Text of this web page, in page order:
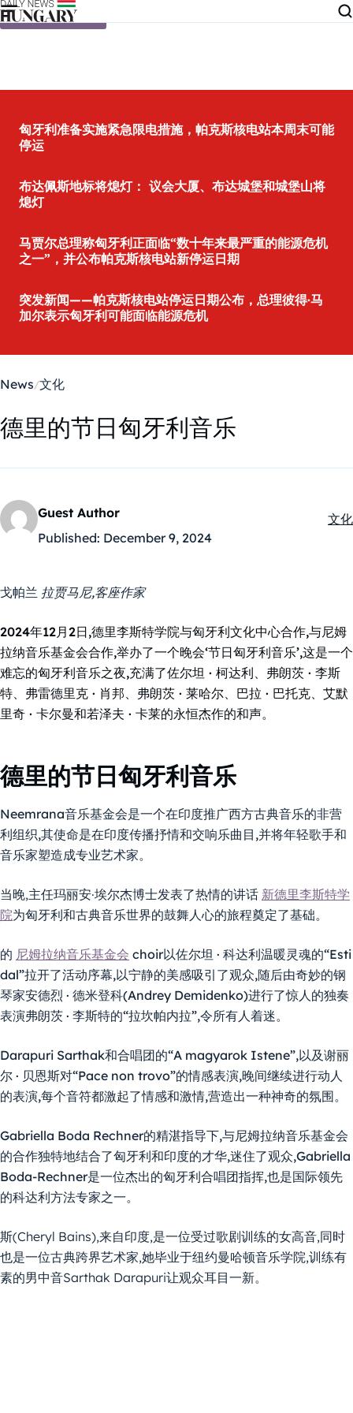
Skip to content
匈牙利准备实施紧急限电措施，帕克斯核电站本周末可能
停运
布达佩斯地标将熄灯： 议会大厦、布达城堡和城堡山将
熄灯
马贾尔总理称匈牙利正面临“数十年来最严重的能源危机
之一”，并公布帕克斯核电站新停运日期
突发新闻——帕克斯核电站停运日期公布，总理彼得·马
加尔表示匈牙利可能面临能源危机
News 文化
德里的节日匈牙利音乐
Guest Author
Published: December 9, 2024
文化
戈帕兰 拉贾马尼,客座作家
2024年12月2日,德里李斯特学院与匈牙利文化中心合作,与尼姆
拉纳音乐基金会合作,举办了一个晚会‘节日匈牙利音乐’,这是一个
难忘的匈牙利音乐之夜,充满了佐尔坦 · 柯达利、弗朗茨 · 李斯
特、弗雷德里克 · 肖邦、弗朗茨 · 莱哈尔、巴拉 · 巴托克、艾默
里奇 · 卡尔曼和若泽夫 · 卡莱的永恒杰作的和声。
德里的节日匈牙利音乐
Neemrana音乐基金会是一个在印度推广西方古典音乐的非营
利组织,其使命是在印度传播抒情和交响乐曲目,并将年轻歌手和
音乐家塑造成专业艺术家。
当晚,主任玛丽安·埃尔杰博士发表了热情的讲话 新德里李斯特学
院为匈牙利和古典音乐世界的鼓舞人心的旅程奠定了基础。
的 尼姆拉纳音乐基金会 choir以佐尔坦 · 科达利温暖灵魂的“Esti
dal”拉开了活动序幕,以宁静的美感吸引了观众,随后由奇妙的钢
琴家安德烈 · 德米登科(Andrey Demidenko)进行了惊人的独奏
表演弗朗茨 · 李斯特的“拉坎帕内拉”,令所有人着迷。
Darapuri Sarthak和合唱团的“A magyarok Istene”,以及谢丽
尔 · 贝恩斯对“Pace non trovo”的情感表演,晚间继续进行动人
的表演,每个音符都激起了情感和激情,营造出一种神奇的氛围。
Gabriella Boda Rechner的精湛指导下,与尼姆拉纳音乐基金会
的合作独特地结合了匈牙利和印度的才华,迷住了观众,Gabriella
Boda-Rechner是一位杰出的匈牙利合唱团指挥,也是国际领先
的科达利方法专家之一。
斯(Cheryl Bains),来自印度,是一位受过歌剧训练的女高音,同时
也是一位古典跨界艺术家,她毕业于纽约曼哈顿音乐学院,训练有
素的男中音Sarthak Darapuri让观众耳目一新。